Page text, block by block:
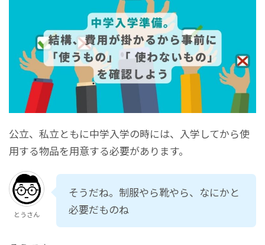
公立、私立ともに中学入学の時には、入学してから使
用する物品を用意する必要があります。
とうさん
そうだね。制服やら靴やら、なにかと
必要だものね